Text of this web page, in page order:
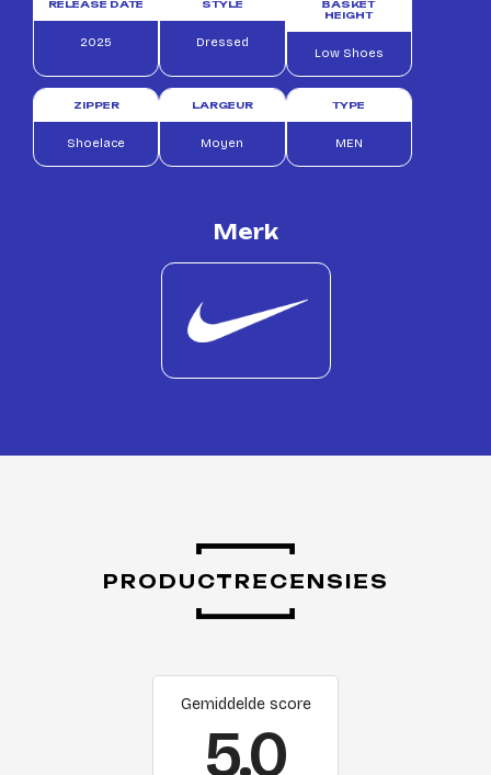
RELEASE DATE
2025
STYLE
Dressed
BASKET
HEIGHT
Low Shoes
ZIPPER
Shoelace
LARGEUR
Moyen
TYPE
MEN
Merk
PRODUCTRECENSIES
Gemiddelde score
5.0